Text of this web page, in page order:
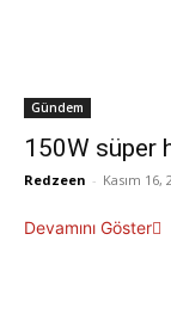
Gündem
150W süper
Redzeen - Kasım 16,
Devamını Göster